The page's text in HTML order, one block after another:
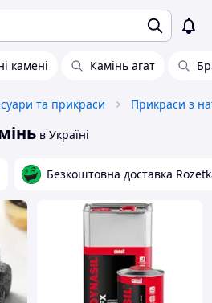
камені Камінь агат
та прикраси Прикраси з
в Україні
Безкоштовна доставка